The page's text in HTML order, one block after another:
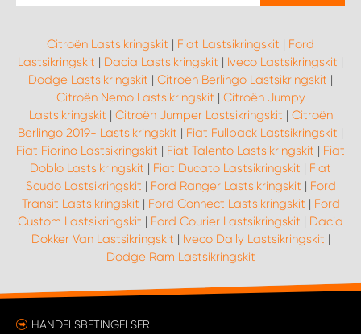
Citroën Lastsikringskit | Fiat Lastsikringskit | Ford
Lastsikringskit | Dacia Lastsikringskit | Iveco Lastsikringskit |
Dodge Lastsikringskit | Citroën Berlingo Lastsikringskit |
Citroën Nemo Lastsikringskit | Citroën Jumpy
Lastsikringskit | Citroën Jumper Lastsikringskit | Citroën
Berlingo 2019- Lastsikringskit | Fiat Fullback Lastsikringskit |
Fiat Fiorino Lastsikringskit | Fiat Talento Lastsikringskit | Fiat
Doblo Lastsikringskit | Fiat Ducato Lastsikringskit | Fiat
Scudo Lastsikringskit | Ford Ranger Lastsikringskit | Ford
Transit Lastsikringskit | Ford Connect Lastsikringskit | Ford
Custom Lastsikringskit | Ford Courier Lastsikringskit | Dacia
Dokker Van Lastsikringskit | Iveco Daily Lastsikringskit |
Dodge Ram Lastsikringskit
HANDELSBETINGELSER